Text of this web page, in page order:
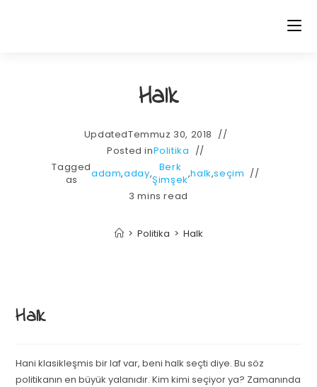
Halk
UpdatedTemmuz 30, 2018
Posted inPolitika
Tagged
as
adam,aday, Berk
Şimşek,halk,seçim
3 mins read
> Politika > Halk
Halk
Hani klasikleşmis bir laf var, beni halk seçti diye. Bu söz
politikanın en büyük yalanıdır. Kim kimi seçiyor ya? Zamanında